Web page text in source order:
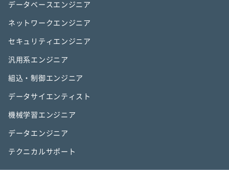
データベースエンジニア
ネットワークエンジニア
セキュリティエンジニア
汎用系エンジニア
組込・制御エンジニア
データサイエンティスト
機械学習エンジニア
データエンジニア
テクニカルサポート